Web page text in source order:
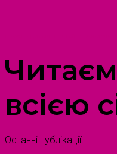
всією
Останні публікації